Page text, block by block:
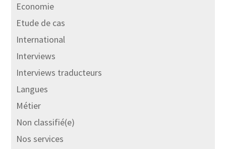
Economie
Etude de cas
International
Interviews
Interviews traducteurs
Langues
Métier
Non classifié(e)
Nos services